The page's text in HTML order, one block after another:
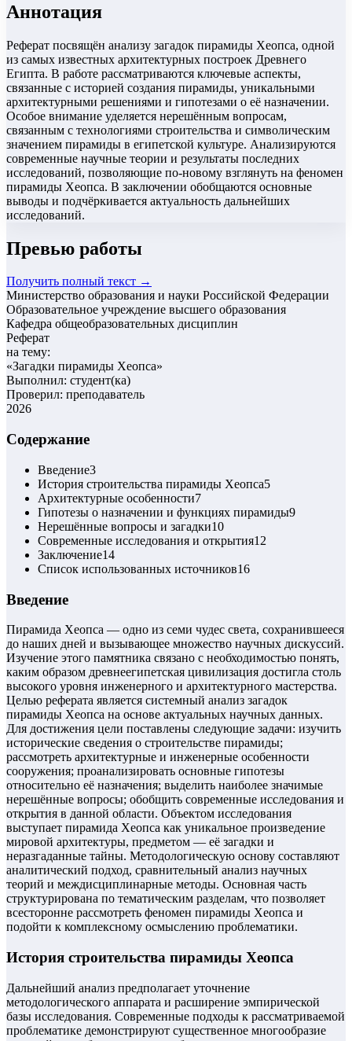
Аннотация
Реферат посвящён анализу загадок пирамиды Хеопса, одной
из самых известных архитектурных построек Древнего
Египта. В работе рассматриваются ключевые аспекты,
связанные с историей создания пирамиды, уникальными
архитектурными решениями и гипотезами о её назначении.
Особое внимание уделяется нерешённым вопросам,
связанным с технологиями строительства и символическим
значением пирамиды в египетской культуре. Анализируются
современные научные теории и результаты последних
исследований, позволяющие по-новому взглянуть на феномен
пирамиды Хеопса. В заключении обобщаются основные
выводы и подчёркивается актуальность дальнейших
исследований.
Превью работы
Получить полный текст →
Министерство образования и науки Российской Федерации
Образовательное учреждение высшего образования
Кафедра общеобразовательных дисциплин
Реферат
на тему:
«Загадки пирамиды Хеопса»
Выполнил: студент(ка)
Проверил: преподаватель
2026
Содержание
Введение3
История строительства пирамиды Хеопса5
Архитектурные особенности7
Гипотезы о назначении и функциях пирамиды9
Нерешённые вопросы и загадки10
Современные исследования и открытия12
Заключение14
Список использованных источников16
Введение
Пирамида Хеопса — одно из семи чудес света, сохранившееся
до наших дней и вызывающее множество научных дискуссий.
Изучение этого памятника связано с необходимостью понять,
каким образом древнеегипетская цивилизация достигла столь
высокого уровня инженерного и архитектурного мастерства.
Целью реферата является системный анализ загадок
пирамиды Хеопса на основе актуальных научных данных.
Для достижения цели поставлены следующие задачи: изучить
исторические сведения о строительстве пирамиды;
рассмотреть архитектурные и инженерные особенности
сооружения; проанализировать основные гипотезы
относительно её назначения; выделить наиболее значимые
нерешённые вопросы; обобщить современные исследования и
открытия в данной области. Объектом исследования
выступает пирамида Хеопса как уникальное произведение
мировой архитектуры, предметом — её загадки и
неразгаданные тайны. Методологическую основу составляют
аналитический подход, сравнительный анализ научных
теорий и междисциплинарные методы. Основная часть
структурирована по тематическим разделам, что позволяет
всесторонне рассмотреть феномен пирамиды Хеопса и
подойти к комплексному осмыслению проблематики.
История строительства пирамиды Хеопса
Дальнейший анализ предполагает уточнение
методологического аппарата и расширение эмпирической
базы исследования. Современные подходы к рассматриваемой
проблематике демонстрируют существенное многообразие